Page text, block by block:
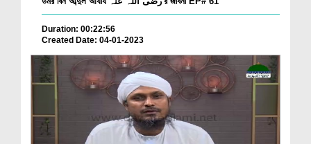
Duration: 00:22:56
Created Date: 04-01-2023